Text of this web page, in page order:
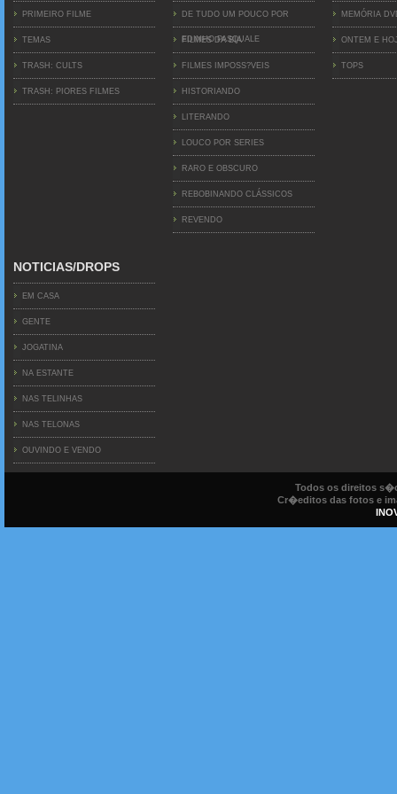
PRIMEIRO FILME
TEMAS
TRASH: CULTS
TRASH: PIORES FILMES
DE TUDO UM POUCO POR
EDINHO PASQUALE
FILMES DA BIA
FILMES IMPOSS?VEIS
HISTORIANDO
LITERANDO
LOUCO POR SERIES
RARO E OBSCURO
REBOBINANDO CLÁSSICOS
REVENDO
MEMÓRIA
ONTEM E
TOPS
NOTICIAS/DROPS
EM CASA
GENTE
JOGATINA
NA ESTANTE
NAS TELINHAS
NAS TELONAS
OUVINDO E VENDO
Todos os direitos
Cr�editos das fotos e